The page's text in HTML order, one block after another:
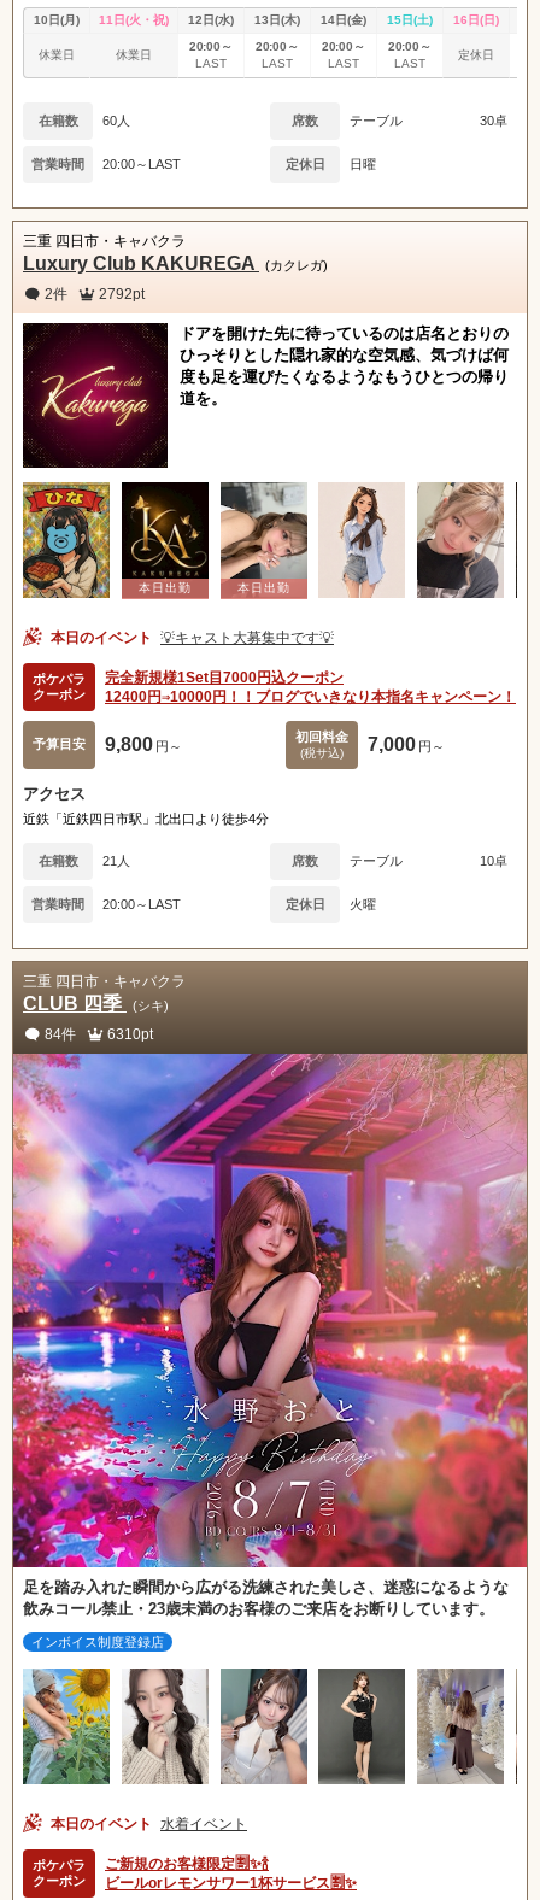
10日(月) 11日(火・祝) 12日(水) 13日(木) 14日(金) 15日(土) 16日(日)
休業日 休業日
20:00～
LAST
20:00～
LAST
20:00～
LAST
20:00～
LAST
定休日
在籍数 60人 席数 テーブル 30卓
営業時間 20:00～LAST 定休日 日曜
三重 四日市・キャバクラ
Luxury Club KAKUREGA (カクレガ)
2件 2792pt
ドアを開けた先に待っているのは店名とおりの
ひっそりとした隠れ家的な空気感、気づけば何
度も足を運びたくなるようなもうひとつの帰り
道を。
本日のイベント 💡キャスト大募集中です💡
ポケパラ
クーポン
完全新規様1Set目7000円込クーポン
12400円⇒10000円！！ブログでいきなり本指名キャンペーン！
予算目安 9,800 円～
初回料金
(税サ込) 7,000 円～
アクセス
近鉄「近鉄四日市駅」北出口より徒歩4分
在籍数 21人 席数 テーブル 10卓
営業時間 20:00～LAST 定休日 火曜
三重 四日市・キャバクラ
CLUB 四季 (シキ)
84件 6310pt
足を踏み入れた瞬間から広がる洗練された美しさ、迷惑になるような
飲みコール禁止・23歳未満のお客様のご来店をお断りしています。
インボイス制度登録店
本日のイベント 水着イベント
ポケパラ
クーポン
ご新規のお客様限定🈹✨🍾
ビールorレモンサワー1杯サービス🈹✨
女の子ログイン
店舗ログイン
関東 静岡
関西
沖縄 全国TOP